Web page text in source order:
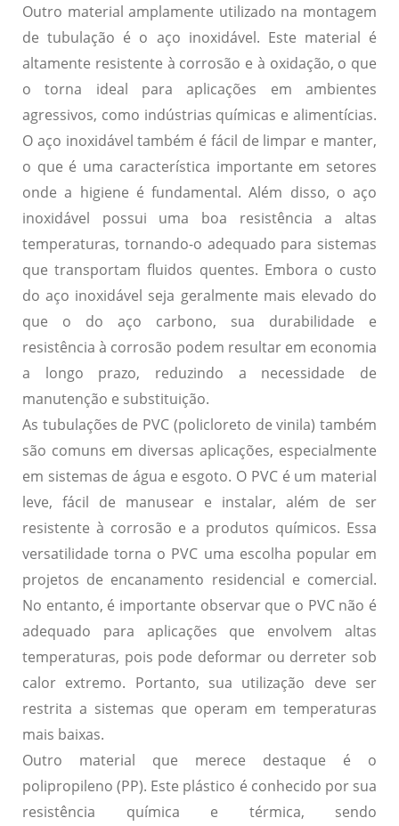
Outro material amplamente utilizado na montagem
de tubulação é o aço inoxidável. Este material é
altamente resistente à corrosão e à oxidação, o que
o torna ideal para aplicações em ambientes
agressivos, como indústrias químicas e alimentícias.
O aço inoxidável também é fácil de limpar e manter,
o que é uma característica importante em setores
onde a higiene é fundamental. Além disso, o aço
inoxidável possui uma boa resistência a altas
temperaturas, tornando-o adequado para sistemas
que transportam fluidos quentes. Embora o custo
do aço inoxidável seja geralmente mais elevado do
que o do aço carbono, sua durabilidade e
resistência à corrosão podem resultar em economia
a longo prazo, reduzindo a necessidade de
manutenção e substituição.
As tubulações de PVC (policloreto de vinila) também
são comuns em diversas aplicações, especialmente
em sistemas de água e esgoto. O PVC é um material
leve, fácil de manusear e instalar, além de ser
resistente à corrosão e a produtos químicos. Essa
versatilidade torna o PVC uma escolha popular em
projetos de encanamento residencial e comercial.
No entanto, é importante observar que o PVC não é
adequado para aplicações que envolvem altas
temperaturas, pois pode deformar ou derreter sob
calor extremo. Portanto, sua utilização deve ser
restrita a sistemas que operam em temperaturas
mais baixas.
Outro material que merece destaque é o
polipropileno (PP). Este plástico é conhecido por sua
resistência química e térmica, sendo